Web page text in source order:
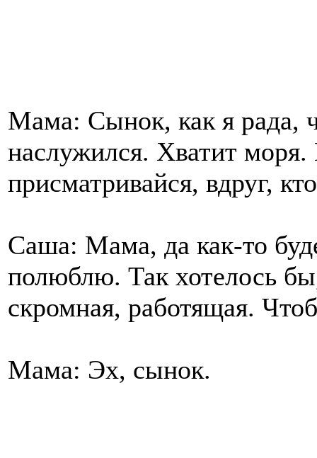
Мама: Сынок, как я рада,
наслужился. Хватит
присматривайся, вдруг,
Саша: Мама, да как-то
полюблю. Так хотелось
скромная, работящая.
Мама: Эх, сынок.